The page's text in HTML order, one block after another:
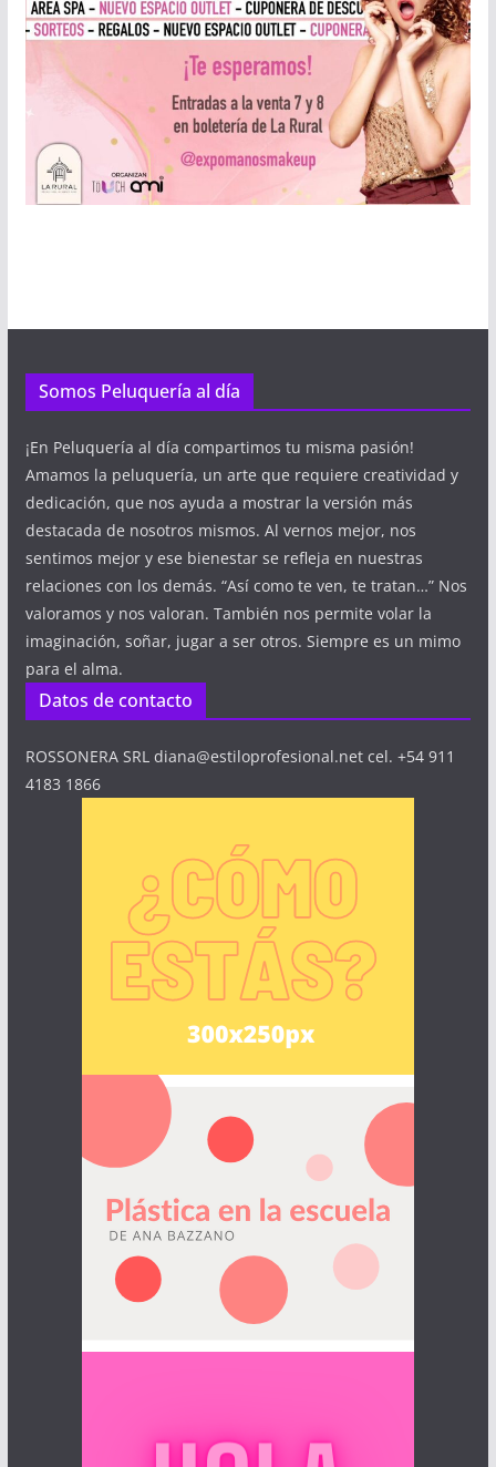
Somos Peluquería al día
¡En Peluquería al día compartimos tu misma pasión!
Amamos la peluquería, un arte que requiere creatividad y
dedicación, que nos ayuda a mostrar la versión más
destacada de nosotros mismos. Al vernos mejor, nos
sentimos mejor y ese bienestar se refleja en nuestras
relaciones con los demás. “Así como te ven, te tratan…” Nos
valoramos y nos valoran. También nos permite volar la
imaginación, soñar, jugar a ser otros. Siempre es un mimo
para el alma.
Datos de contacto
ROSSONERA SRL diana@estiloprofesional.net cel. +54 911
4183 1866